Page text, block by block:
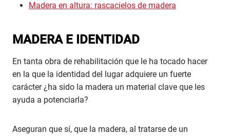
Madera en altura: rascacielos de madera
MADERA E IDENTIDAD
En tanta obra de rehabilitación que le ha tocado hacer
en la que la identidad del lugar adquiere un fuerte
carácter ¿ha sido la madera un material clave que les
ayuda a potenciarla?
Aseguran que sí, que la madera, al tratarse de un